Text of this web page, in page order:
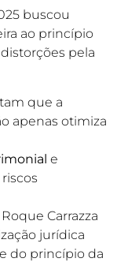
buscou
ao princípio
pela
que a
apenas otimiza
e
Carrazza
jurídica
do princípio da